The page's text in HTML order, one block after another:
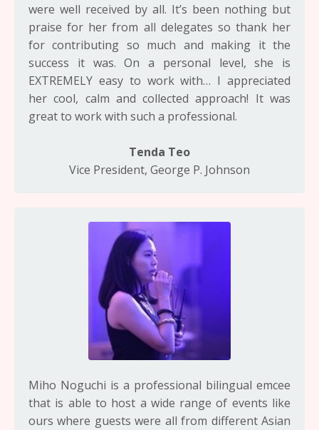
were well received by all. It’s been nothing but
praise for her from all delegates so thank her
for contributing so much and making it the
success it was. On a personal level, she is
EXTREMELY easy to work with… I appreciated
her cool, calm and collected approach! It was
great to work with such a professional.
Tenda Teo
Vice President, George P. Johnson
Miho Noguchi is a professional bilingual emcee
that is able to host a wide range of events like
ours where guests were all from different Asian